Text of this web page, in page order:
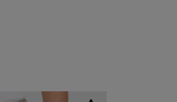
34,99 EUR